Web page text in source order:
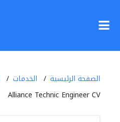
الصفحة الرئيسية الخدمات
Alliance Technic Engineer CV